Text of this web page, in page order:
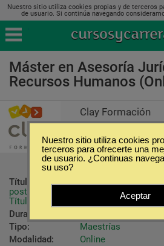
Nuestro sitio utiliza cookies propias y de terceros
de usuario. Si continúa navegando
Máster en Asesoría
Recursos Humanos
Clay Formación
Título ofrecido:
Título Propio
postgrado
Título Profesional de Máster de
Duración:
Tipo:
Maestrías
Modalidad:
Online
Nuestro sitio utiliza cookies
terceros para ofrecerte una
de usuario. ¿Continuas
su uso?
Aceptar